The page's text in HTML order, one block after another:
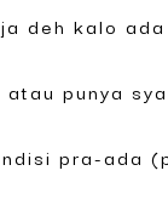
deh kalo ada
punya
pra-ada